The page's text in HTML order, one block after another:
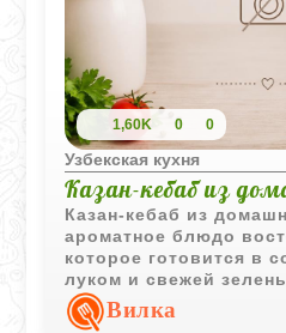
1,60K 0 0
Узбекская кухня
Казан-кебаб из
Казан-кебаб из
ароматное блюдо
которое готовится в
луком и свежей
томление делает
а простые
Вилка